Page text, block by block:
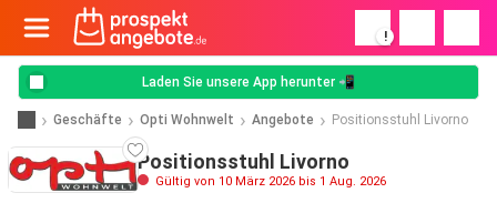
!
Laden Sie unsere App herunter 📲
Geschäfte Opti Wohnwelt Angebote Positionsstuhl Livorno
Positionsstuhl Livorno
Gültig von 10 März 2026 bis 1 Aug. 2026